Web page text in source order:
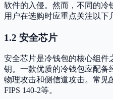
软件的入侵。然而，不同的冷
用户在选购时应重点关注以下
1.2 安全芯片
安全芯片是冷钱包的核心组件
钥。一款优质的冷钱包应配备
物理攻击和侧信道攻击。常见
FIPS 140-2等。